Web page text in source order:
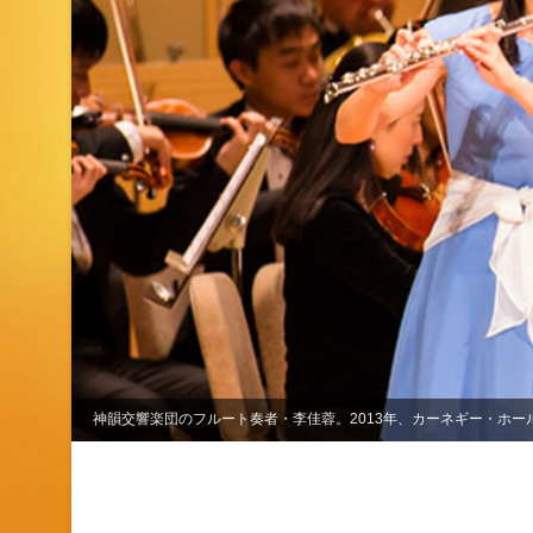
神韻交響楽団のフルート奏者・李佳蓉。2013年、カーネギー・ホー